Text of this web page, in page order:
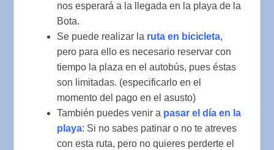
nos esperará a la llegada en la playa de la
Bota.
Se puede realizar la ruta en bicicleta,
pero para ello es necesario reservar con
tiempo la plaza en el autobús, pues éstas
son limitadas. (especificarlo en el
momento del pago en el asusto)
También puedes venir a pasar el día en la
playa: Si no sabes patinar o no te atreves
con esta ruta, pero no quieres perderte el